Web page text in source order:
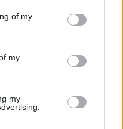
of my
my
my
leva nova
de Berlim...